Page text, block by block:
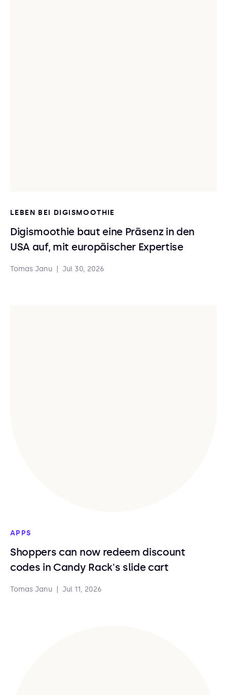
LEBEN BEI DIGISMOOTHIE
Digismoothie baut eine Präsenz in den
USA auf, mit europäischer Expertise
Tomas Janu Jul 30, 2026
APPS
Shoppers can now redeem discount
codes in Candy Rack's slide cart
Tomas Janu Jul 11, 2026